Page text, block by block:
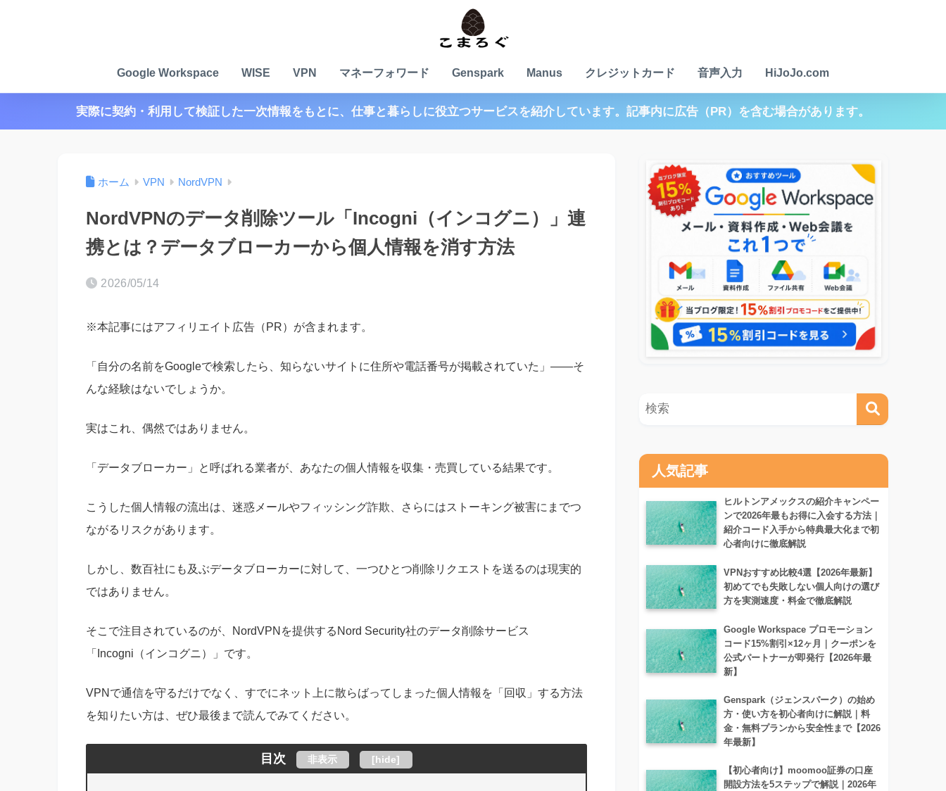
Google Workspace WISE VPN マネーフォワード Genspark Manus クレジットカード 音声入力 HiJoJo.com
実際に契約・利用して検証した一次情報をもとに、仕事と暮らしに役立つサービスを紹介しています。記事内に広告（PR）を含む場合があります。
ホーム VPN NordVPN
NordVPNのデータ削除ツール「Incogni（インコグニ）」連
携とは？データブローカーから個人情報を消す方法
2026/05/14
※本記事にはアフィリエイト広告（PR）が含まれます。
「自分の名前をGoogleで検索したら、知らないサイトに住所や電話番号が掲載されていた」——そ
んな経験はないでしょうか。
実はこれ、偶然ではありません。
「データブローカー」と呼ばれる業者が、あなたの個人情報を収集・売買している結果です。
こうした個人情報の流出は、迷惑メールやフィッシング詐欺、さらにはストーキング被害にまでつ
ながるリスクがあります。
しかし、数百社にも及ぶデータブローカーに対して、一つひとつ削除リクエストを送るのは現実的
ではありません。
そこで注目されているのが、NordVPNを提供するNord Security社のデータ削除サービス
「Incogni（インコグニ）」です。
VPNで通信を守るだけでなく、すでにネット上に散らばってしまった個人情報を「回収」する方法
を知りたい方は、ぜひ最後まで読んでみてください。
目次 非表示 [hide]
人気記事
ヒルトンアメックスの紹介キャンペー
ンで2026年最もお得に入会する方法｜
紹介コード入手から特典最大化まで初
心者向けに徹底解説
VPNおすすめ比較4選【2026年最新】
初めてでも失敗しない個人向けの選び
方を実測速度・料金で徹底解説
Google Workspace プロモーション
コード15%割引×12ヶ月｜クーポンを
公式パートナーが即発行【2026年最
新】
Genspark（ジェンスパーク）の始め
方・使い方を初心者向けに解説｜料
金・無料プランから安全性まで【2026
年最新】
【初心者向け】moomoo証券の口座
開設方法を5ステップで解説｜2026年